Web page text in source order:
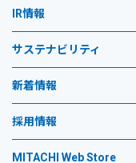
IR情報
サステナビリティ
新着情報
採用情報
MITACHI Web Store